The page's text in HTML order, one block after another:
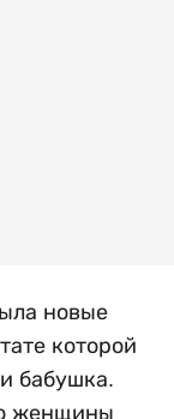
новые
которой
бабушка.
женщины